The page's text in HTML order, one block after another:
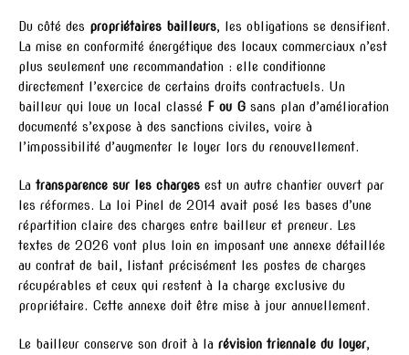
Du côté des propriétaires bailleurs, les obligations se densifient.
La mise en conformité énergétique des locaux commerciaux n’est
plus seulement une recommandation : elle conditionne
directement l’exercice de certains droits contractuels. Un
bailleur qui loue un local classé F ou G sans plan d’amélioration
documenté s’expose à des sanctions civiles, voire à
l’impossibilité d’augmenter le loyer lors du renouvellement.
La transparence sur les charges est un autre chantier ouvert par
les réformes. La loi Pinel de 2014 avait posé les bases d’une
répartition claire des charges entre bailleur et preneur. Les
textes de 2026 vont plus loin en imposant une annexe détaillée
au contrat de bail, listant précisément les postes de charges
récupérables et ceux qui restent à la charge exclusive du
propriétaire. Cette annexe doit être mise à jour annuellement.
Le bailleur conserve son droit à la révision triennale du loyer,